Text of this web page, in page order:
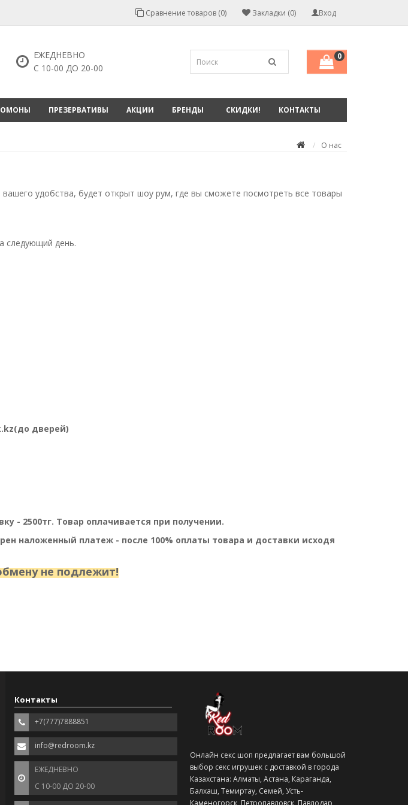
Вход
Закладки (0)
Сравнение товаров (0)
ЕЖЕДНЕВНО
С 10-00 ДО 20-00
0
ПРЕЗЕРВАТИВЫ АКЦИИ БРЕНДЫ СКИДКИ! КОНТАКТЫ
О нас
удобства, будет открыт шоу рум, где вы сможете посмотреть все товары
следующий день.
дверей)
- 2500тг. Товар оплачивается при получении.
наложенный платеж - после 100% оплаты товара и доставки исходя
неподлежит!
Контакты
+7(777)7888851
info@redroom.kz
ЕЖЕДНЕВНО
С 10-00 ДО 20-00
Онлайн секс шоп предлагает вам большой
выбор секс игрушек с доставкой в города
Казахстана: Алматы, Астана, Караганда,
Балхаш, Темиртау, Семей, Усть-
Каменогорск, Петропавловск, Павлодар,